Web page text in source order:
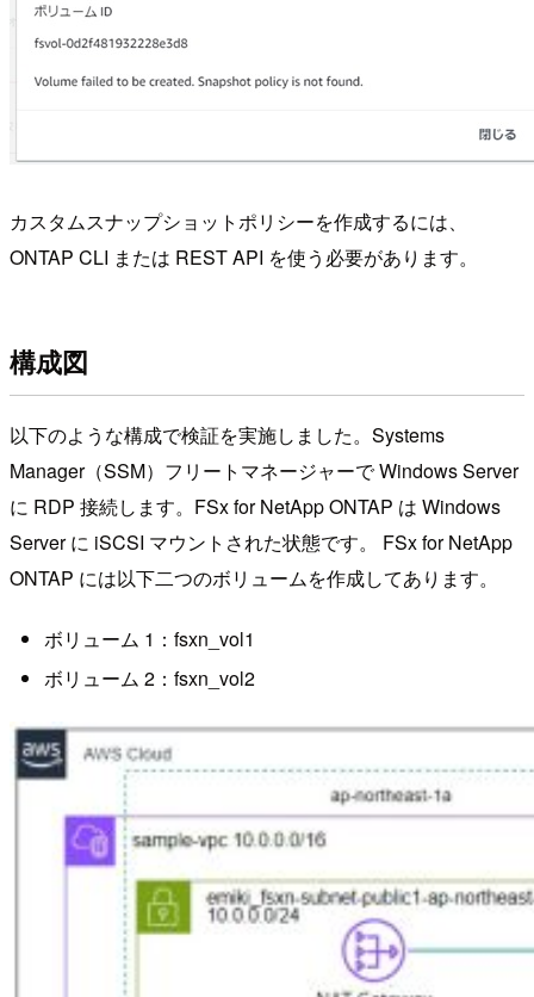
カスタムスナップショットポリシーを作成するには、
ONTAP CLI または REST API を使う必要があります。
構成図
以下のような構成で検証を実施しました。Systems
Manager（SSM）フリートマネージャーで Windows Server
に RDP 接続します。FSx for NetApp ONTAP は Windows
Server に iSCSI マウントされた状態です。 FSx for NetApp
ONTAP には以下二つのボリュームを作成してあります。
ボリューム 1：fsxn_vol1
ボリューム 2：fsxn_vol2